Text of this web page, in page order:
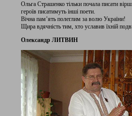
Ольга Страшенко тільки почала писати
героїв писатимуть інші поети.
Вічна пам’ять полеглим за волю України!
Щира вдячність тим, хто уславив їхній
Олександр ЛИТВИН